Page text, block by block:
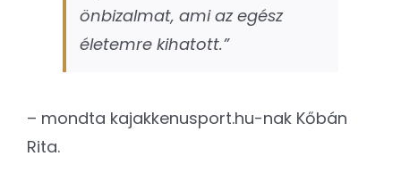
önbizalmat, ami az egész
életemre kihatott.”
– mondta kajakkenusport.hu-nak Kőbán
Rita.